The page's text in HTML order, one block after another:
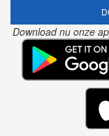
Download nu onze